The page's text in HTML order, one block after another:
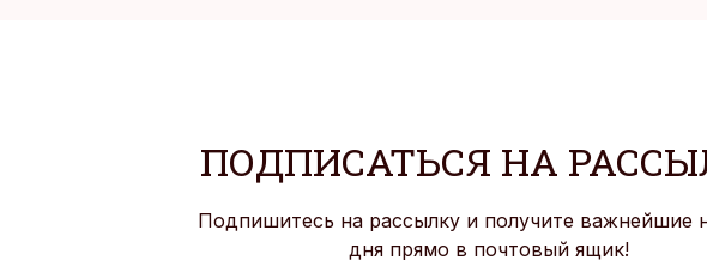
ПОДПИСАТЬСЯ НА
Подпишитесь на рассылку и получите важнейшие
дня прямо в почтовый ящик!